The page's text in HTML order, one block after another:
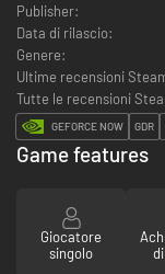
Publisher:
Data di rilascio:
Genere:
Ultime recensioni
Tutte le recensioni
GEFORCE NOW GDR
Game features
Giocatore
singolo